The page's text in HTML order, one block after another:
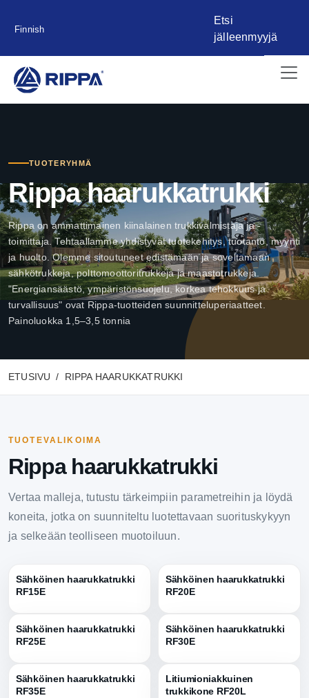
Finnish
Etsi
jälleenmyyjä
TUOTERYHMÄ
Rippa haarukkatrukki
Rippa on ammattimainen kiinalainen trukkivalmistaja ja -
toimittaja. Tehtaallamme yhdistyvät tuotekehitys, tuotanto, myynti
ja huolto. Olemme sitoutuneet edistämään ja soveltamaan
sähkötrukkeja, polttomoottoritrukkeja ja maastotrukkeja.
"Energiansäästö, ympäristönsuojelu, korkea tehokkuus ja
turvallisuus" ovat Rippa-tuotteiden suunnitteluperiaatteet.
Painoluokka 1,5–3,5 tonnia
ETUSIVU RIPPA HAARUKKATRUKKI
TUOTEVALIKOIMA
Rippa haarukkatrukki
Vertaa malleja, tutustu tärkeimpiin parametreihin ja löydä
koneita, jotka on suunniteltu luotettavaan suorituskykyyn
ja selkeään teolliseen muotoiluun.
Sähköinen haarukkatrukki
RF15E
Sähköinen haarukkatrukki
RF20E
Sähköinen haarukkatrukki
RF25E
Sähköinen haarukkatrukki
RF30E
Sähköinen haarukkatrukki
RF35E
Litiumioniakkuinen
trukkikone RF20L